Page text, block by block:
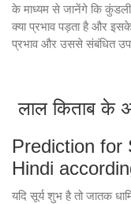
के माध्यम से जानेंगे कि
क्या प्रभाव पड़ता है और
प्रभाव और उससे संबंधित
लाल किताब के
Prediction for
Hindi
यदि सूर्य शुभ है तो जातक